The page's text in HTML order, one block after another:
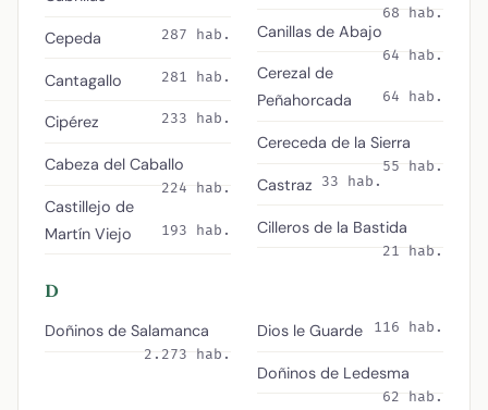
Cepeda 287 hab.
Cantagallo 281 hab.
Cipérez 233 hab.
Cabeza del Caballo
224 hab.
Castillejo de
Martín Viejo
193 hab.
68 hab.
Canillas de Abajo
64 hab.
Cerezal de
Peñahorcada
64 hab.
Cereceda de la Sierra
55 hab.
Castraz 33 hab.
Cilleros de la Bastida
21 hab.
D
Doñinos de Salamanca
2.273 hab.
Dios le Guarde 116 hab.
Doñinos de Ledesma
62 hab.